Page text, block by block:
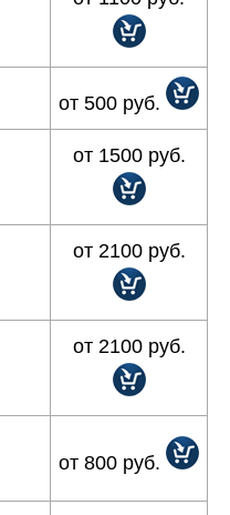
от 500 руб.
от 1500 руб.
от 2100 руб.
от 2100 руб.
от 800 руб.